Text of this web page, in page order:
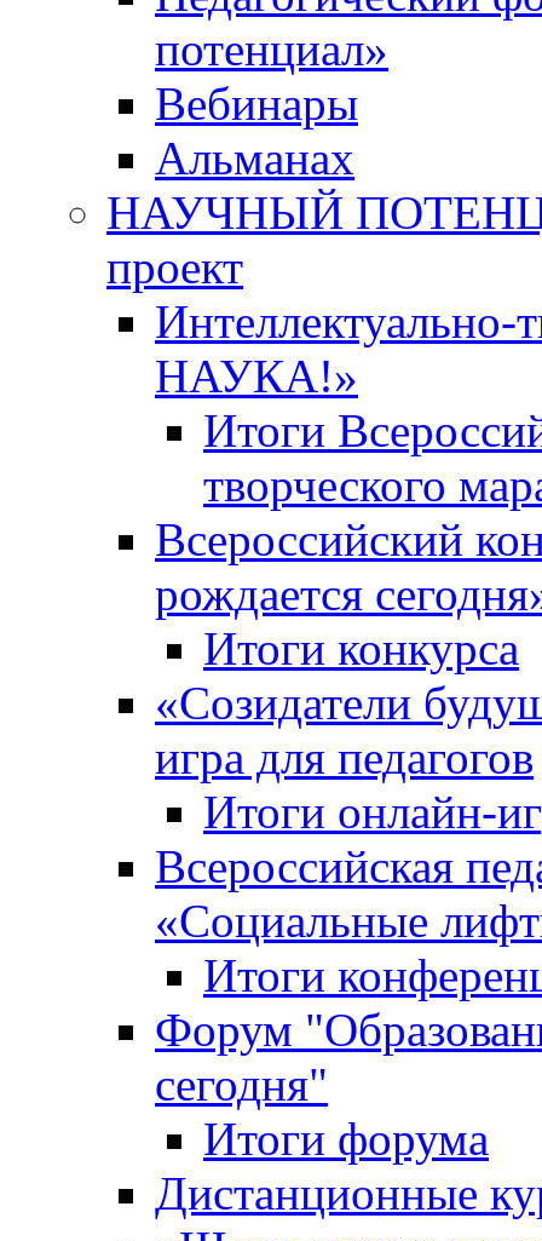
потенциал»
Вебинары
Альманах
НАУЧНЫЙ
проект
НАУКА!»
Итоги
творческого
Всероссийский
рождается
Итоги конкурса
«Cозидатели
игра для педагогов
Итоги онлайн-
Всероссийская
«Cоциальные
Итоги
Форум
сегодня"
Итоги форума
Дистанционные